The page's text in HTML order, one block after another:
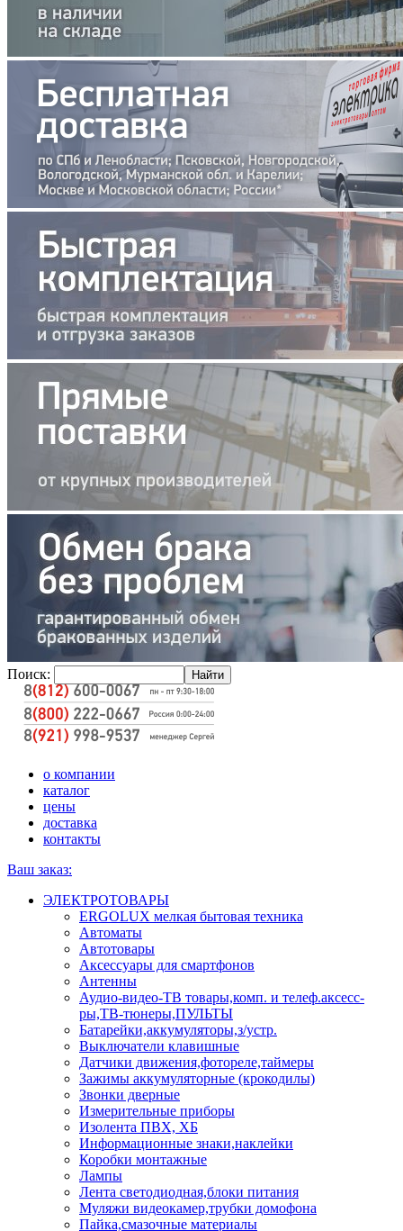
Поиск:
о компании
каталог
цены
доставка
контакты
Ваш заказ:
ЭЛЕКТРОТОВАРЫ
ERGOLUX мелкая бытовая техника
Автоматы
Автотовары
Аксессуары для смартфонов
Антенны
Аудио-видео-ТВ товары,комп. и телеф.аксесс-
ры,ТВ-тюнеры,ПУЛЬТЫ
Батарейки,аккумуляторы,з/устр.
Выключатели клавишные
Датчики движения,фотореле,таймеры
Зажимы аккумуляторные (крокодилы)
Звонки дверные
Измерительные приборы
Изолента ПВХ, ХБ
Информационные знаки,наклейки
Коробки монтажные
Лампы
Лента светодиодная,блоки питания
Муляжи видеокамер,трубки домофона
Пайка,смазочные материалы